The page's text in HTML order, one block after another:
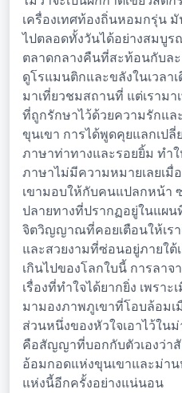
เครื่องเทศท้องถิ่นหอมกรุ่น
ไปตลอดทั้งวันได้อย่างสมบู
ตลาดกลางคืนที่สะท้อนกับล
ดูโรแมนติกและขลังในเวลา
มาเที่ยวชมสถานที่ แต่เราม
ที่ถูกรักษาไว้ด้วยความรักแ
ขุนเขา การได้พูดคุยแลกเป
ภาษาท่าทางและรอยยิ้ม ทำ
ภาษาไม่มีความหมายเลยเมื่
เขามอบให้กับคนแปลกหน้า
ปลายทางที่ปรากฏอยู่ในแผ
จิตวิญญาณที่คอยเตือนให้เร
และสวยงามที่ซ่อนอยู่ภายใต้
เกินไปของโลกใบนี้ การลา
เรื่องที่ทำใจได้ยากยิ่ง เพรา
มามองภาพภูเขาที่โอบล้อมเ
ส่วนหนึ่งของหัวใจเอาไว้ใ
คือสัญญาที่บอกกับตัวเองว่า
อ้อมกอดแห่งขุนเขาและม่า
แห่งนี้อีกครั้งอย่างแน่นอน